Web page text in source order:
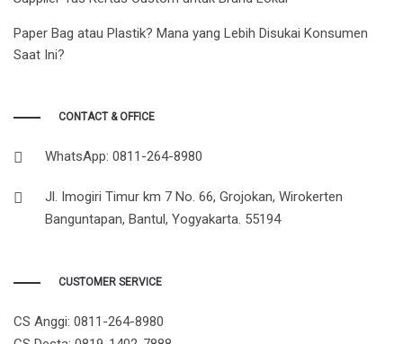
Paper Bag atau Plastik? Mana yang Lebih Disukai Konsumen
Saat Ini?
CONTACT & OFFICE
WhatsApp: 0811-264-8980
Jl. Imogiri Timur km 7 No. 66, Grojokan, Wirokerten
Banguntapan, Bantul, Yogyakarta. 55194
CUSTOMER SERVICE
CS Anggi: 0811-264-8980